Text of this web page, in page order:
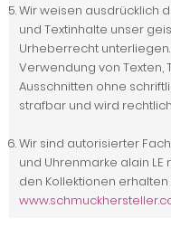
Wir weisen ausdrücklich
und Textinhalte unser
Urheberrecht
Verwendung von Texten,
Ausschnitten ohne
strafbar und wird
Wir sind autorisierter
und Uhrenmarke alain
den Kollektionen